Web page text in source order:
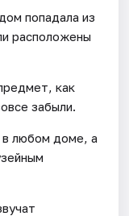
попадала из
расположены
как
забыли.
в любом доме, а